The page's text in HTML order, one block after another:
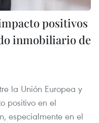
positivos
inmobiliario de
la Unión Europea y
positivo en el
especialmente en el